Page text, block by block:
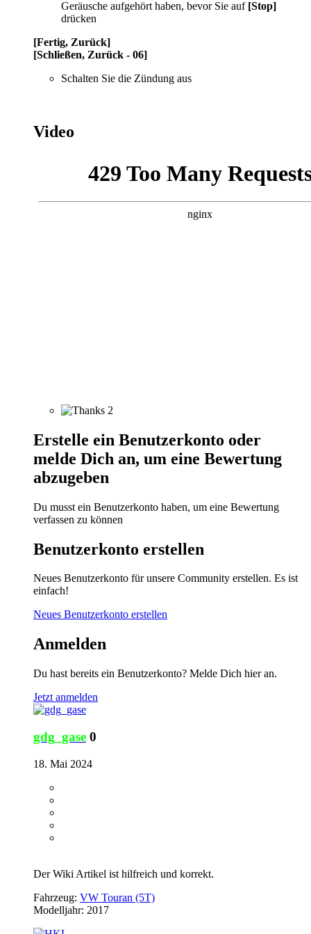
Geräusche aufgehört haben, bevor Sie auf [Stop]
drücken
[Fertig, Zurück]
[Schließen, Zurück - 06]
Schalten Sie die Zündung aus
Video
2
Erstelle ein Benutzerkonto oder
melde Dich an, um eine Bewertung
abzugeben
Du musst ein Benutzerkonto haben, um eine Bewertung
verfassen zu können
Benutzerkonto erstellen
Neues Benutzerkonto für unsere Community erstellen. Es ist
einfach!
Neues Benutzerkonto erstellen
Anmelden
Du hast bereits ein Benutzerkonto? Melde Dich hier an.
Jetzt anmelden
gdg_gase 0
18. Mai 2024
Der Wiki Artikel ist hilfreich und korrekt.
Fahrzeug: VW Touran (5T)
Modelljahr: 2017